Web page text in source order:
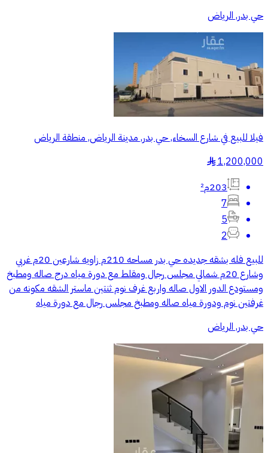
حي بدر, الرياض
فيلا للبيع في شارع السخاء, حي بدر, مدينة الرياض, منطقة الرياض
1,200,000
§
203م²
7
5
2
للبيع فله بشقه جديده حي بدر مساحه 210م زاويه شارعين 20م غربي
وشارع 20م شمالي مجلس رجال ومقلط مع دورة مياه درج صاله ومطبخ
ومستودع الدور الاول صاله واربع غرف نوم ثنتين ماستر الشقه مكونه من
غرفتين نوم ودورة مياه صاله ومطبخ مجلس رجال مع دورة مياه
حي بدر, الرياض